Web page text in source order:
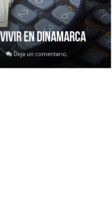
en Dinamarca
Deja un comentario